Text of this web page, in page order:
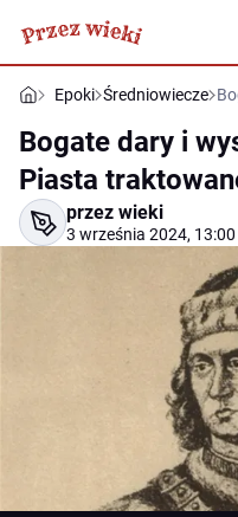
Epoki Średniowiecze
Bogate dary i
Piasta
przez wieki
3 września 2024, 13:00